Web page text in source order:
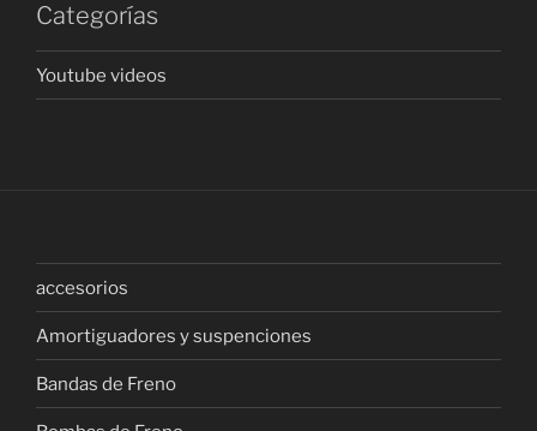
Categorías
Youtube videos
accesorios
Amortiguadores y suspenciones
Bandas de Freno